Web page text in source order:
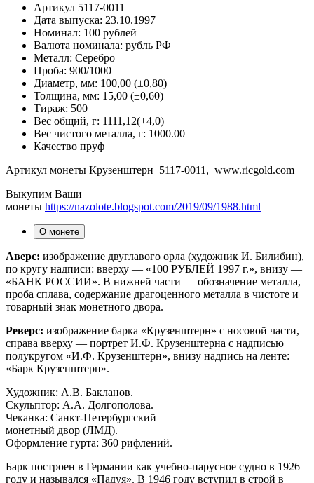
Артикул 5117-0011
Дата выпуска: 23.10.1997
Номинал: 100 рублей
Валюта номинала: рубль РФ
Металл: Серебро
Проба: 900/1000
Диаметр, мм: 100,00 (±0,80)
Толщина, мм: 15,00 (±0,60)
Тираж: 500
Вес общий, г: 1111,12(+4,0)
Вес чистого металла, г: 1000.00
Качество пруф
Артикул монеты Крузенштерн 5117-0011, www.ricgold.com
Выкупим Ваши
монеты https://nazolote.blogspot.com/2019/09/1988.html
О монете
Аверс: изображение двуглавого орла (художник И. Билибин),
по кругу надписи: вверху — «100 РУБЛЕЙ 1997 г.», внизу —
«БАНК РОССИИ». В нижней части — обозначение металла,
проба сплава, содержание драгоценного металла в чистоте и
товарный знак монетного двора.
Реверс: изображение барка «Крузенштерн» с носовой части,
справа вверху — портрет И.Ф. Крузенштерна с надписью
полукругом «И.Ф. Крузенштерн», внизу надпись на ленте:
«Барк Крузенштерн».
Художник: А.В. Бакланов.
Скульптор: А.А. Долгополова.
Чеканка: Санкт-Петербургский
монетный двор (ЛМД).
Оформление гурта: 360 рифлений.
Барк построен в Германии как учебно-парусное судно в 1926
году и назывался «Падуя». В 1946 году вступил в строй в